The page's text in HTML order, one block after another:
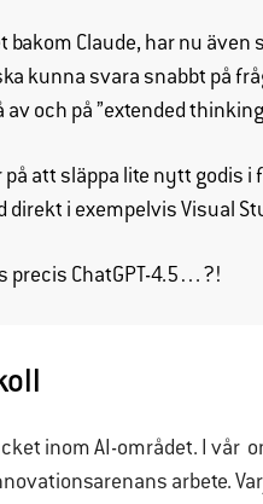
bakom Claude, har nu
kunna svara snabbt på
och på ”extended
på att släppa lite nytt godis
i exempelvis Visual
precis ChatGPT-4.5…?!
inom AI-området. I vår
arbete.